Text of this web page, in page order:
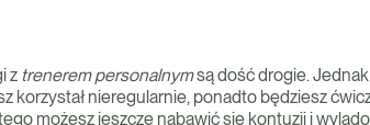
z trenerem personalnymsą dość drogie.
korzystał nieregularnie, ponadto będziesz
możesz jeszcze nabawić się kontuzji i